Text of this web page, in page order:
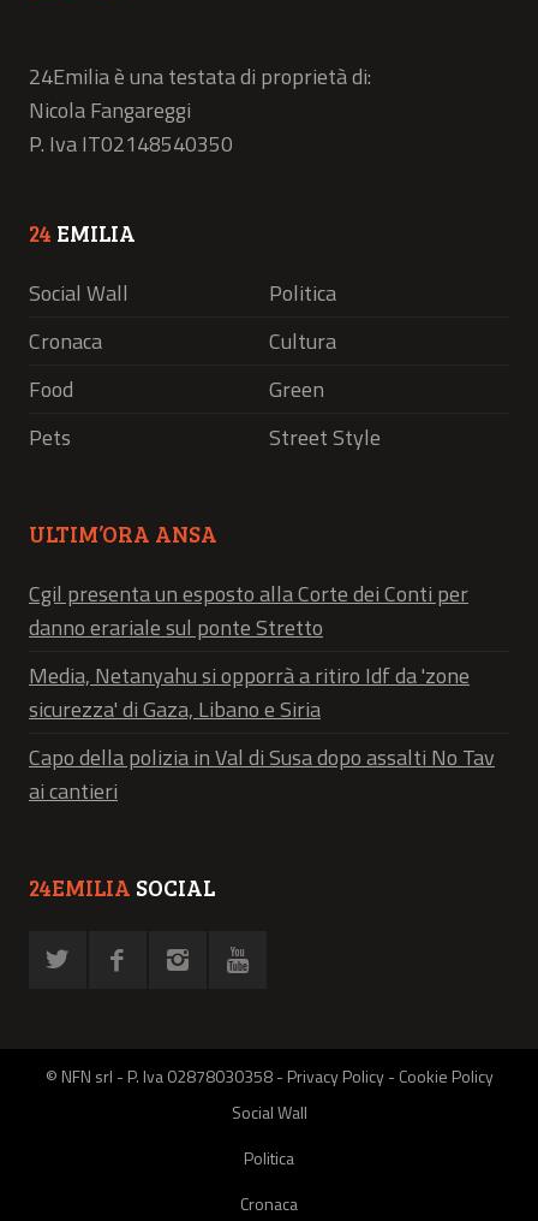
24Emilia è una testata di proprietà di:
Nicola Fangareggi
P. Iva IT02148540350
24 EMILIA
Social Wall
Politica
Cronaca
Cultura
Food
Green
Pets
Street Style
ULTIM’ORA ANSA
Cgil presenta un esposto alla Corte dei Conti per
danno erariale sul ponte Stretto
Media, Netanyahu si opporrà a ritiro Idf da 'zone
sicurezza' di Gaza, Libano e Siria
Capo della polizia in Val di Susa dopo assalti No Tav
ai cantieri
24EMILIA SOCIAL
© NFN srl - P. Iva 02878030358 -Privacy Policy-Cookie Policy
Social Wall
Politica
Cronaca